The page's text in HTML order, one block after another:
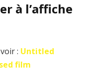
à l’affiche
: Untitled
film